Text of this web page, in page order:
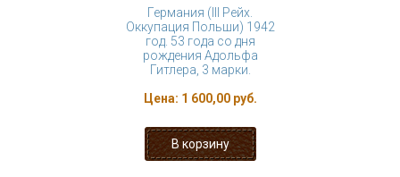
Германия (III Рейх.
Оккупация Польши) 1942
год. 53 года со дня
рождения Адольфа
Гитлера, 3 марки.
Цена: 1 600,00 руб.